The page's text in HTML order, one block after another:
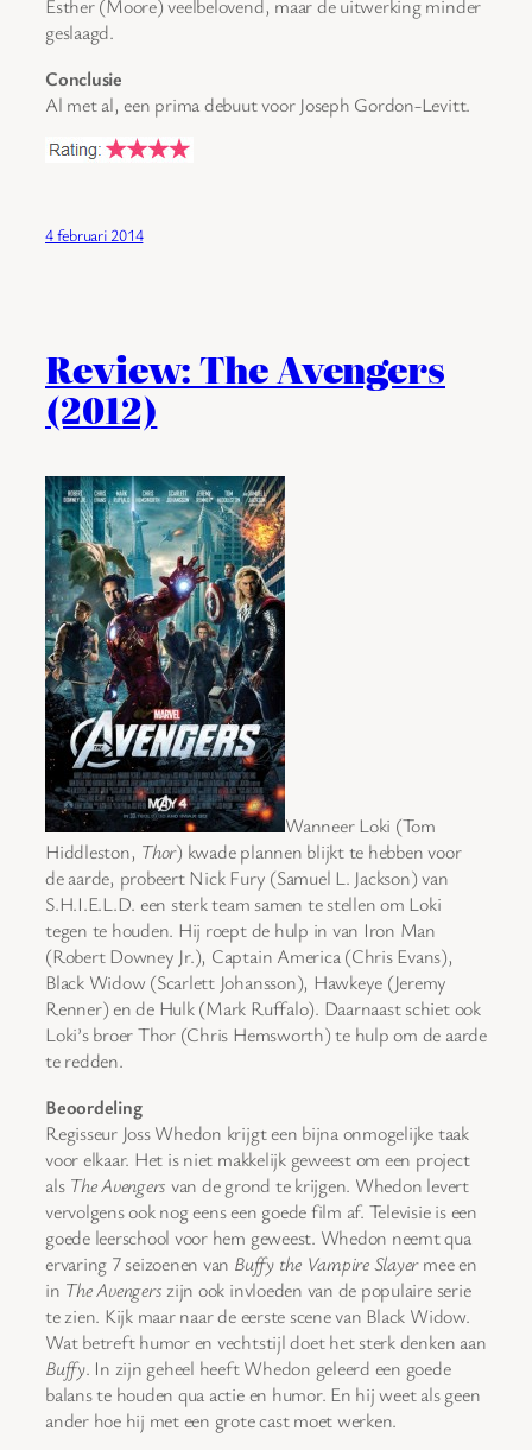
Esther (Moore) veelbelovend, maar de uitwerking minder
geslaagd.
Conclusie
Al met al, een prima debuut voor Joseph Gordon-Levitt.
4 februari 2014
Review: The Avengers
(2012)
Wanneer Loki (Tom
Hiddleston, Thor) kwade plannen blijkt te hebben voor
de aarde, probeert Nick Fury (Samuel L. Jackson) van
S.H.I.E.L.D. een sterk team samen te stellen om Loki
tegen te houden. Hij roept de hulp in van Iron Man
(Robert Downey Jr.), Captain America (Chris Evans),
Black Widow (Scarlett Johansson), Hawkeye (Jeremy
Renner) en de Hulk (Mark Ruffalo). Daarnaast schiet ook
Loki’s broer Thor (Chris Hemsworth) te hulp om de aarde
te redden.
Beoordeling
Regisseur Joss Whedon krijgt een bijna onmogelijke taak
voor elkaar. Het is niet makkelijk geweest om een project
als The Avengers van de grond te krijgen. Whedon levert
vervolgens ook nog eens een goede film af. Televisie is een
goede leerschool voor hem geweest. Whedon neemt qua
ervaring 7 seizoenen van Buffy the Vampire Slayermee en
in The Avengerszijn ook invloeden van de populaire serie
te zien. Kijk maar naar de eerste scene van Black Widow.
Wat betreft humor en vechtstijl doet het sterk denken aan
Buffy. In zijn geheel heeft Whedon geleerd een goede
balans te houden qua actie en humor. En hij weet als geen
ander hoe hij met een grote cast moet werken.